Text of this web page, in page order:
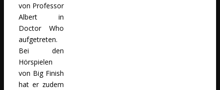
von Professor
Albert in
Doctor Who
aufgetreten.
Bei den
Hörspielen
von Big Finish
hat er zudem